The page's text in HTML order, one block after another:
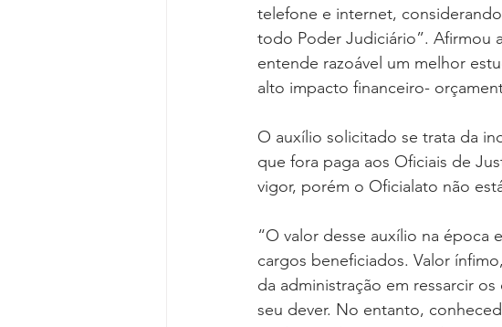
telefone e internet,
todo Poder Judiciário”. Afirmou
entende razoável um melhor
alto impacto financeiro-
O auxílio solicitado se trata da
que fora paga aos Oficiais de
vigor, porém o Oficialato não
“O valor desse auxílio na época
cargos beneficiados. Valor
da administração em ressarcir
seu dever. No entanto,